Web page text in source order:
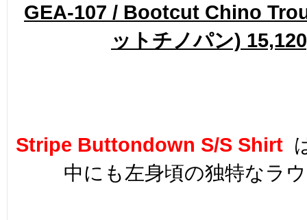
GEA-107 / Bootcut Chino
ットチノパン)
Stripe Buttondown S/S Shirt
中にも左身頃の独特なラ